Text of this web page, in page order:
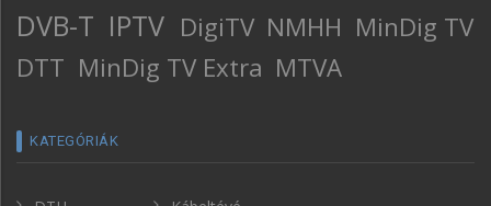
DVB-T IPTV DigiTV NMHH MinDig TV
DTT MinDig TV Extra MTVA
KATEGÓRIÁK